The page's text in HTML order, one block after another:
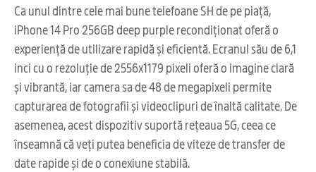
Ca unul dintre cele mai bune telefoane SH de pe piață,
iPhone 14 Pro 256GB deep purple recondiționat oferă o
experiență de utilizare rapidă și eficientă. Ecranul său de 6,1
inci cu o rezoluție de 2556x1179 pixeli oferă o imagine clară
și vibrantă, iar camera sa de 48 de megapixeli permite
capturarea de fotografii și videoclipuri de înaltă calitate. De
asemenea, acest dispozitiv suportă rețeaua 5G, ceea ce
înseamnă că veți putea beneficia de viteze de transfer de
date rapide și de o conexiune stabilă.